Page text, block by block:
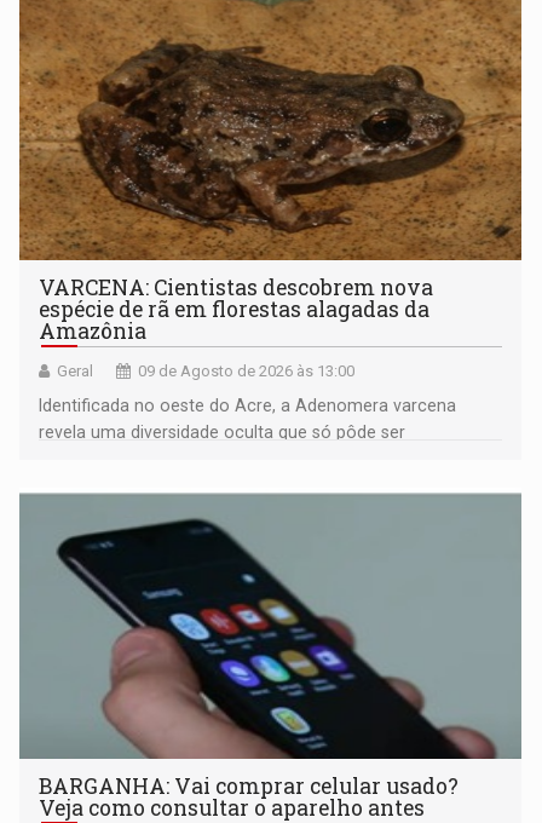
VARCENA: Cientistas descobrem nova
espécie de rã em florestas alagadas da
Amazônia
Geral 09 de Agosto de 2026 às 13:00
Identificada no oeste do Acre, a Adenomera varcena
revela uma diversidade oculta que só pôde ser
BARGANHA: Vai comprar celular usado?
Veja como consultar o aparelho antes